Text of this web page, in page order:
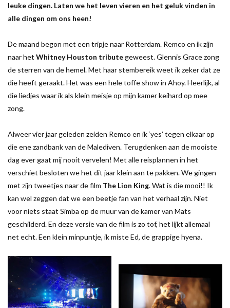
leuke dingen. Laten we het leven vieren en het geluk vinden in
alle dingen om ons heen!
De maand begon met een tripje naar Rotterdam. Remco en ik zijn
naar het Whitney Houston tributegeweest. Glennis Grace zong
de sterren van de hemel. Met haar stembereik weet ik zeker dat ze
die heeft geraakt. Het was een hele toffe show in Ahoy. Heerlijk, al
die liedjes waar ik als klein meisje op mijn kamer keihard op mee
zong.
Alweer vier jaar geleden zeiden Remco en ik ‘yes’ tegen elkaar op
die ene zandbank van de Malediven. Terugdenken aan de mooiste
dag ever gaat mij nooit vervelen! Met alle reisplannen in het
verschiet besloten we het dit jaar klein aan te pakken. We gingen
met zijn tweetjes naar de film The Lion King. Wat is die mooi!! Ik
kan wel zeggen dat we een beetje fan van het verhaal zijn. Niet
voor niets staat Simba op de muur van de kamer van Mats
geschilderd. En deze versie van de film is zo tof, het lijkt allemaal
net echt. Een klein minpuntje, ik miste Ed, de grappige hyena.